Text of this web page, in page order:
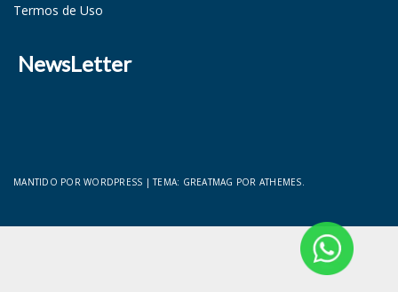
Termos de Uso
NewsLetter
MANTIDO POR WORDPRESS |TEMA: GREATMAG POR ATHEMES.